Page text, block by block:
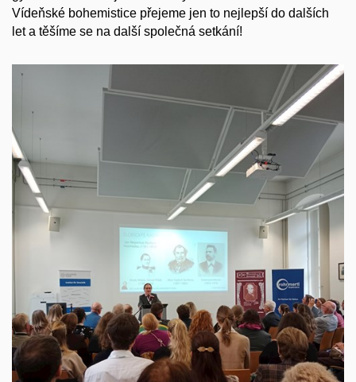
Vídeňské bohemistice přejeme jen to nejlepší do dalších
let a těšíme se na další společná setkání!